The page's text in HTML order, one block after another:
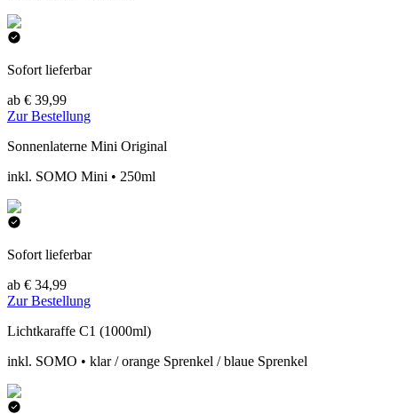
Sofort lieferbar
ab € 39,99
Zur Bestellung
Sonnenlaterne Mini Original
inkl. SOMO Mini • 250ml
Sofort lieferbar
ab € 34,99
Zur Bestellung
Lichtkaraffe C1 (1000ml)
inkl. SOMO • klar / orange Sprenkel / blaue Sprenkel